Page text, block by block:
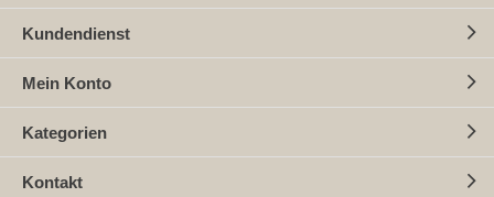
Kundendienst
Mein Konto
Kategorien
Kontakt